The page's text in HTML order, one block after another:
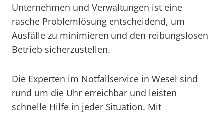
Unternehmen und Verwaltungen ist eine
rasche Problemlösung entscheidend, um
Ausfälle zu minimieren und den reibungslosen
Betrieb sicherzustellen.
Die Experten im Notfallservice in Wesel sind
rund um die Uhr erreichbar und leisten
schnelle Hilfe in jeder Situation. Mit